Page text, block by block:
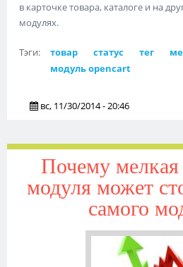
в карточке товара, каталоге и на
модулях.
Тэги: товар статус тег
модуль opencart
вс, 11/30/2014 - 20:46
Почему мелкая
модуля может
самого